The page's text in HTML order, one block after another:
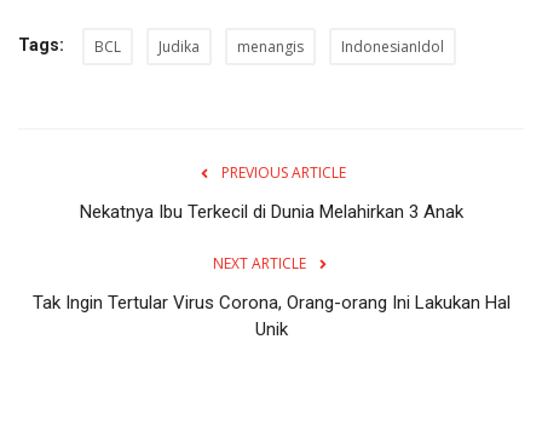
Tags: BCL Judika menangis IndonesianIdol
PREVIOUS ARTICLE
Nekatnya Ibu Terkecil di Dunia Melahirkan 3 Anak
NEXT ARTICLE
Tak Ingin Tertular Virus Corona, Orang-orang Ini Lakukan Hal
Unik